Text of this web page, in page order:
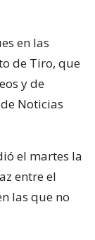
en las
de Tiro, que
y de
Noticias
el martes la
entre el
las que no